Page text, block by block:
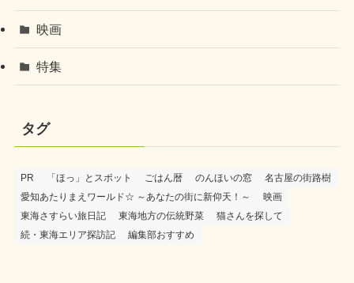
映画
特集
タグ
PR 「ほっ」とスポット ごはん暦 のんほいの窓
名古屋の街路樹
愛知あたりまえワールド☆ ～あなたの街に新仰天！～
映画
東海さすらい旅日記
東海地方の伝統野菜
猫さんを探して
続・東海エリア探訪記
編集部おすすめ